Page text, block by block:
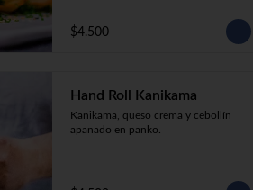
$4.500
Hand Roll Kanikama
Kanikama, queso crema y cebollín
apanado en panko.